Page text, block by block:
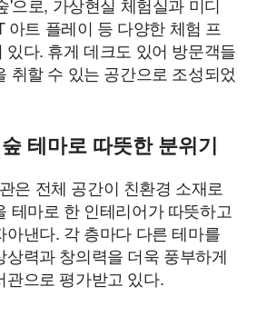
아트 플레이 등 다양한 체험 프
있다. 휴게 데크도 있어 방문객들
취할 수 있는 공간으로 조성되었
테마로 따뜻한 분위기
은 전체 공간이 친환경 소재로
테마로 한 인테리어가 따뜻하고
아낸다. 각 층마다 다른 테마를
상력과 창의력을 더욱 풍부하게
관으로 평가받고 있다.